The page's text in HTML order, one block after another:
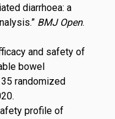
diarrhoea: a
.” BMJ Open.
and safety of
bowel
randomized
profile of